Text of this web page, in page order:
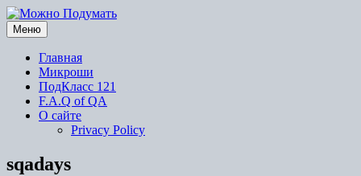
Перейти
к
содержимому
Меню
Главная
Микроши
ПодКласс 121
F.A.Q of QA
О сайте
Privacy Policy
sqadays